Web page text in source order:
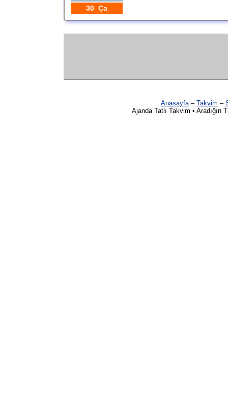
30 Ça
Anasayfa– Takvim –
Ajanda Tatlı Takvim •